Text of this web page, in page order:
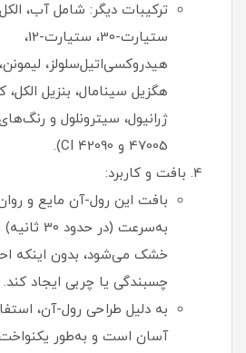
ترکیبات دیگر: شامل آب، الکل
ستیارت-30، ستیارت-12،
هیدروکسی‌اتیل‌سلولز، لیمونن،
هگزیل سینامال، بنزیل الکل،
47005 و CI 42090).
بافت و کاربرد:
بافت این رول-آن مایع و
به‌سرعت (در
خشک می‌شود، بدون اینکه
چسبندگی یا چربی ایجاد کند.
به دلیل طراحی رول-آن،
آسان است و به‌طور